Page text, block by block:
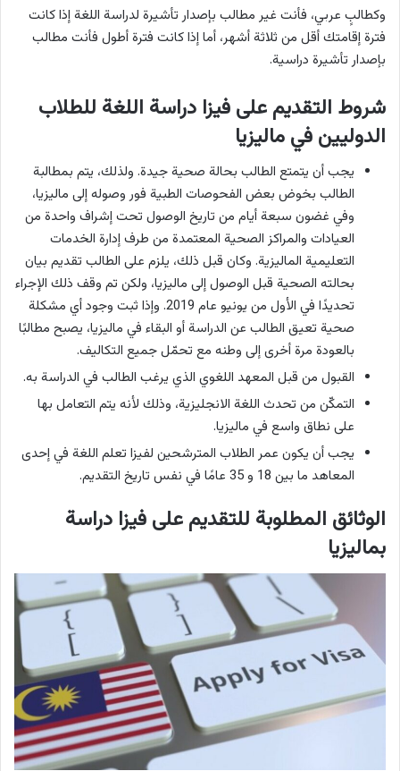
وكطالبٍ عربي، فأنت غير مطالب بإصدار تأشيرة لدراسة اللغة إذا كانت
فترة إقامتك أقل من ثلاثة أشهر، أما إذا كانت فترة أطول فأنت مطالب
بإصدار تأشيرة دراسية.
شروط التقديمعلى فيزا دراسة اللغة للطلاب
الدوليين في ماليزيا
يجب أن يتمتع الطالب بحالة صحية جيدة. ولذلك، يتم بمطالبة
الطالب بخوض بعض الفحوصات الطبية فور وصوله إلى ماليزيا،
وفي غضون سبعة أيام من تاريخ الوصول تحت إشراف واحدة من
العيادات والمراكز الصحية المعتمدة من طرف إدارة الخدمات
التعليمية الماليزية. وكان قبل ذلك، يلزم على الطالب تقديم بيان
بحالته الصحية قبل الوصول إلى ماليزيا، ولكن تم وقف ذلك الإجراء
تحديدًا في الأول من يونيو عام 2019. وإذا ثبت وجود أي مشكلة
صحية تعيق الطالب عن الدراسة أو البقاء في ماليزيا، يصبح مطالبًا
بالعودة مرة أخرى إلى وطنه مع تحمّل جميع التكاليف.
القبول من قبل المعهد اللغوي الذي يرغب الطالب في الدراسة به.
التمكّن من تحدث اللغة الانجليزية، وذلك لأنه يتم التعامل بها
على نطاق واسع في ماليزيا.
يجب أن يكون عمر الطلاب المترشحين لفيزا تعلم اللغة في إحدى
المعاهد ما بين 18 و 35 عامًا في نفس تاريخ التقديم.
الوثائق المطلوبة للتقديم على فيزا دراسة
بماليزيا